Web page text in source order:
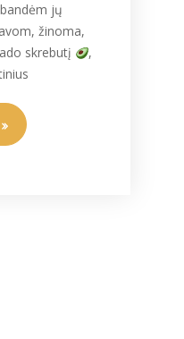
jų
žinoma,
skrebutį
,